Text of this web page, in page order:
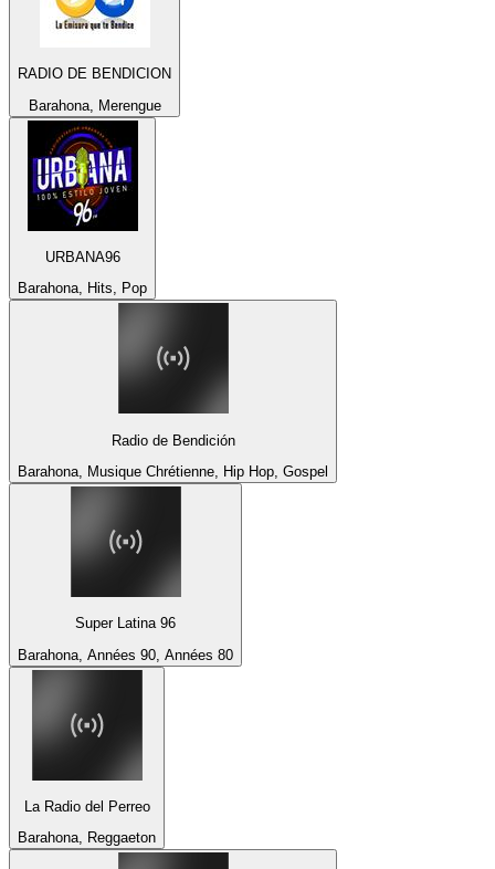
RADIO DE BENDICION
Barahona, Merengue
URBANA96
Barahona, Hits, Pop
Radio de Bendición
Barahona, Musique Chrétienne, Hip Hop, Gospel
Super Latina 96
Barahona, Années 90, Années 80
La Radio del Perreo
Barahona, Reggaeton